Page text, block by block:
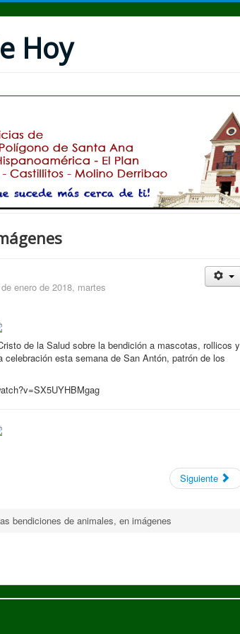
Hoy
enero de 2018, martes
de la Salud sobre la bendición a mascotas, rollicos y
esta semana de San Antón, patrón de los
Siguiente
bendiciones de animales, en imágenes